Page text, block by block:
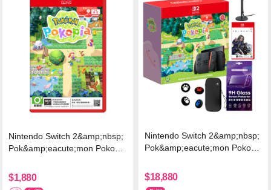
Nintendo Switch 2&amp;nbsp;
Pok&amp;eacute;mon Pokopia
$1,880
Nintendo Switch 2&amp;nbsp;
Pok&amp;eacute;mon Pokopi
影機+人機迷網
$18,880